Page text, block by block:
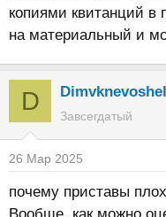
копиями квитанций в
на материальный и
D
Завсегдатый
26 Мар 2025
почему приставы
Вообще, как можно